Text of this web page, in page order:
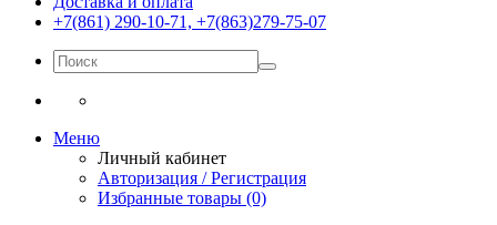
+7(861) 290-10-71, +7(863)279-75-07
Меню
Личный кабинет
Авторизация / Регистрация
Избранные товары (0)